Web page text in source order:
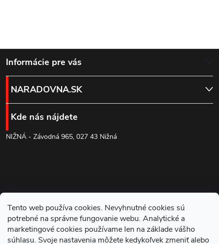
Tento web používa cookies. Nevyhnutné cookies sú
potrebné na správne fungovanie webu. Analytické a
marketingové cookies používame len na základe vášho
súhlasu. Svoje nastavenia môžete kedykoľvek zmeniť alebo
Z
á
p
ä
e
Informácie pre vás
NARADOVNA.SK
Kde nás nájdete
NIŽNÁ - Závodná 965, 027 43 Nižná